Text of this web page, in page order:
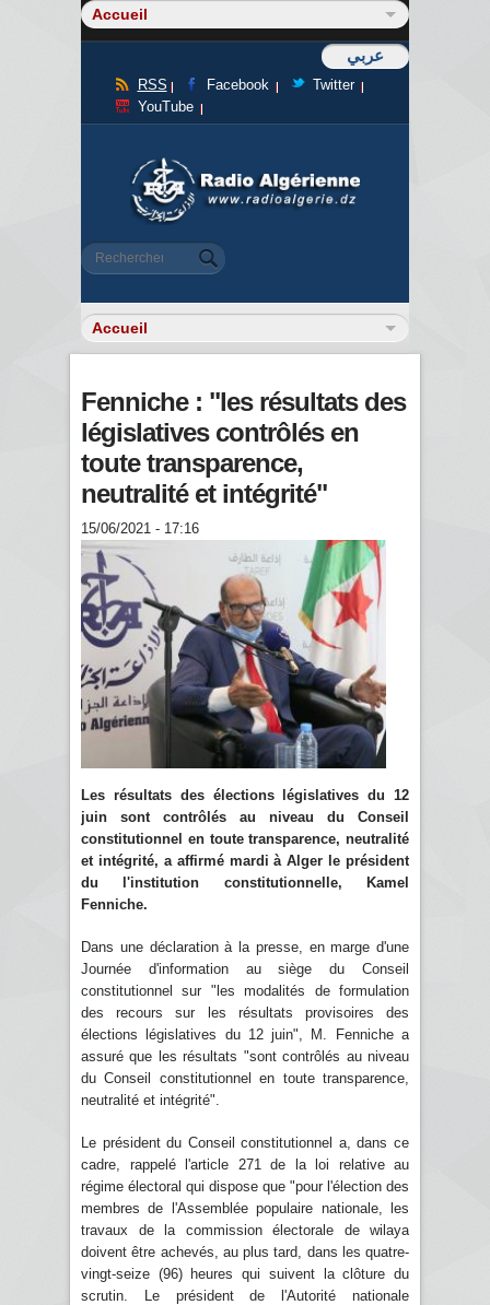
عربي
RSS Facebook
Twitter
YouTube
Formulaire de recherche
Rechercher
Fenniche : "les résultats des
législatives contrôlés en
toute transparence,
neutralité et intégrité"
15/06/2021 - 17:16
Les résultats des élections législatives du 12
juin sont contrôlés au niveau du Conseil
constitutionnel en toute transparence, neutralité
et intégrité, a affirmé mardi à Alger le président
du l'institution constitutionnelle, Kamel
Fenniche.
Dans une déclaration à la presse, en marge d'une
Journée d'information au siège du Conseil
constitutionnel sur "les modalités de formulation
des recours sur les résultats provisoires des
élections législatives du 12 juin", M. Fenniche a
assuré que les résultats "sont contrôlés au niveau
du Conseil constitutionnel en toute transparence,
neutralité et intégrité".
Le président du Conseil constitutionnel a, dans ce
cadre, rappelé l'article 271 de la loi relative au
régime électoral qui dispose que "pour l'élection des
membres de l'Assemblée populaire nationale, les
travaux de la commission électorale de wilaya
doivent être achevés, au plus tard, dans les quatre-
vingt-seize (96) heures qui suivent la clôture du
scrutin. Le président de l'Autorité nationale